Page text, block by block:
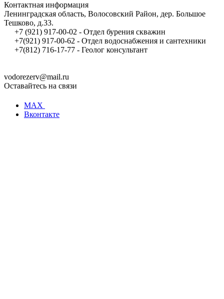
Контактная информация
Ленинградская область, Волосовский Район, дер. Большое
Тешково, д.33.
+7 (921) 917-00-02 - Отдел бурения скважин
+7(921) 917-00-62 - Отдел водоснабжения и сантехники
+7(812) 716-17-77 - Геолог консультант
vodorezerv@mail.ru
Оставайтесь на связи
MAX
Вконтакте